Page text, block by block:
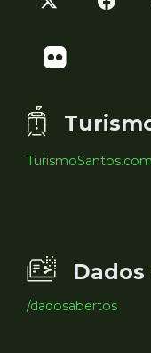
/dadosabertos